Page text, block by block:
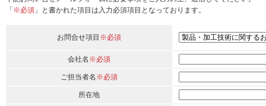
「 ※必須 」と書かれた項目は入力必須項目となっております。
お問合せ項目 ※必須
会社名 ※必須
ご担当者名 ※必須
所在地